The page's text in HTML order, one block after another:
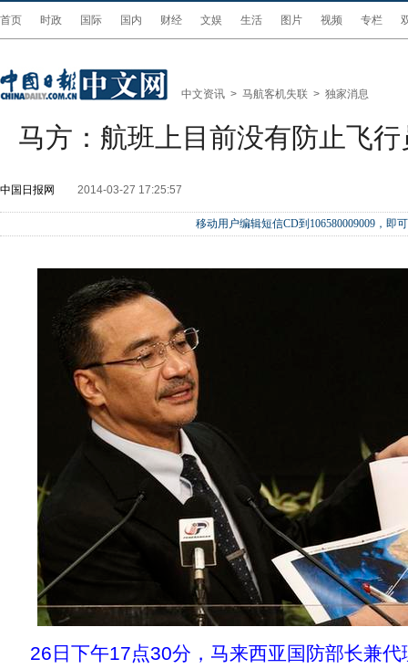
首页 时政 国际 国内 财经 文娱 生活 图片 视频 专栏
中文资讯 > 马航客机失联 > 独家消息
马方：航班上目前没有防止飞
中国日报网 2014-03-27 17:25:57
移动用户编辑短信CD到106580009009，即
26日下午17点30分，马来西亚国防部长兼代